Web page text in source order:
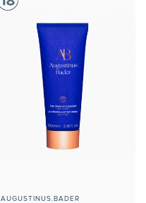
AUGUSTINUS.BADER